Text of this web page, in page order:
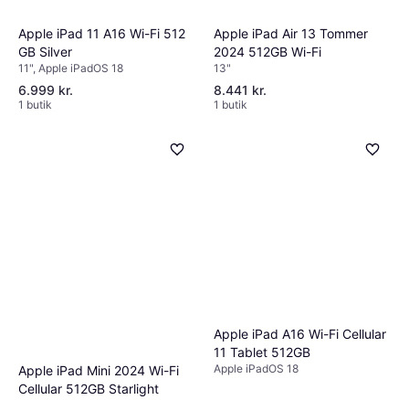
Apple iPad 11 A16 Wi-Fi 512
GB Silver
11", Apple iPadOS 18
6.999 kr.
1 butik
Apple iPad Air 13 Tommer
2024 512GB Wi-Fi
13"
8.441 kr.
1 butik
Apple iPad Mini 2024 Wi-Fi
Cellular 512GB Starlight
Apple iPad A16 Wi-Fi Cellular
11 Tablet 512GB
Apple iPadOS 18